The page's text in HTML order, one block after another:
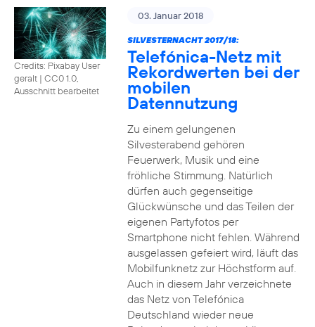
Credits: Pixabay User
geralt | CC0 1.0,
Ausschnitt bearbeitet
03. Januar 2018
SILVESTERNACHT 2017/18:
Telefónica-Netz mit
Rekordwerten bei der
mobilen
Datennutzung
Zu einem gelungenen
Silvesterabend gehören
Feuerwerk, Musik und eine
fröhliche Stimmung. Natürlich
dürfen auch gegenseitige
Glückwünsche und das Teilen der
eigenen Partyfotos per
Smartphone nicht fehlen. Während
ausgelassen gefeiert wird, läuft das
Mobilfunknetz zur Höchstform auf.
Auch in diesem Jahr verzeichnete
das Netz von Telefónica
Deutschland wieder neue